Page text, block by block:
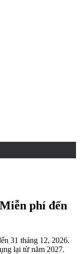
Miễn phí đến
31 tháng 12, 2026.
lại từ năm 2027.